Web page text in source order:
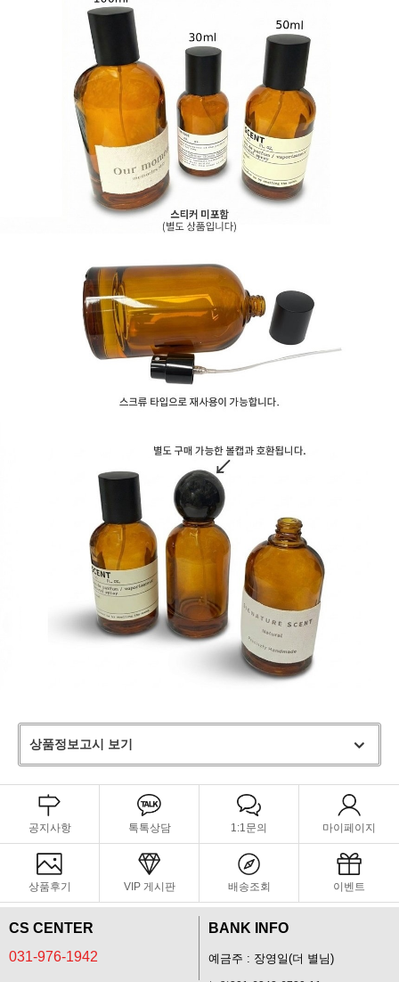
상품정보고시 보기
공지사항 톡톡상담 1:1문의 마이페이지
상품후기 VIP 게시판 배송조회 이벤트
CS CENTER
031-976-1942
BANK INFO
예금주 : 장영일(더 별님)